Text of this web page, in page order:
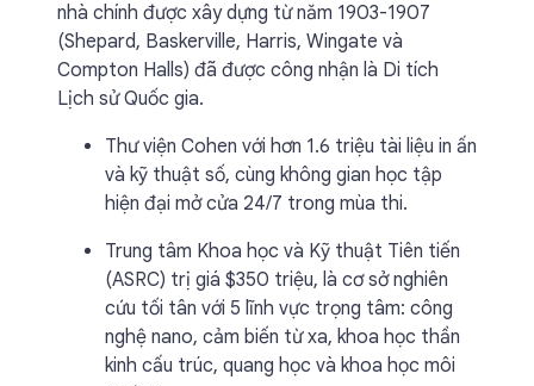
nhà chính được xây dựng từ năm 1903-1907
(Shepard, Baskerville, Harris, Wingate và
Compton Halls) đã được công nhận là Di tích
Lịch sử Quốc gia.
Thư viện Cohen với hơn 1.6 triệu tài liệu in ấn
và kỹ thuật số, cùng không gian học tập
hiện đại mở cửa 24/7 trong mùa thi.
Trung tâm Khoa học và Kỹ thuật Tiên tiến
(ASRC) trị giá $350 triệu, là cơ sở nghiên
cứu tối tân với 5 lĩnh vực trọng tâm: công
nghệ nano, cảm biến từ xa, khoa học thần
kinh cấu trúc, quang học và khoa học môi